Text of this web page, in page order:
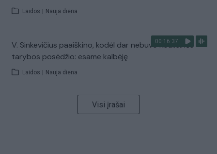
Laidos Nauja diena
00:16:37
V. Sinkevičius paaiškino, kodėl dar nebuvo Koalicinės
tarybos posėdžio: esame kalbėję
Laidos Nauja diena
Visi įrašai